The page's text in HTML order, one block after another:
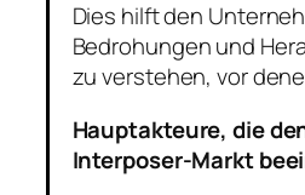
Dies hilft den
Bedrohungen und
zu verstehen, vor
Hauptakteure, die
Interposer-Markt